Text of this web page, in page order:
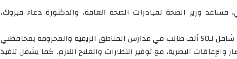
وزير الصحة لمبادرات الصحة العامة، والدكتورة دعاء مبروك،
ويهدف البروتوكول إلى إجراء مسح طبي شامل لـ50 ألف طالب في مدارس المناطق الريفية والمحرومة بمحافظتي
البصرية، مع توفير النظارات والعلاج اللازم. كما يشمل تنفيذ